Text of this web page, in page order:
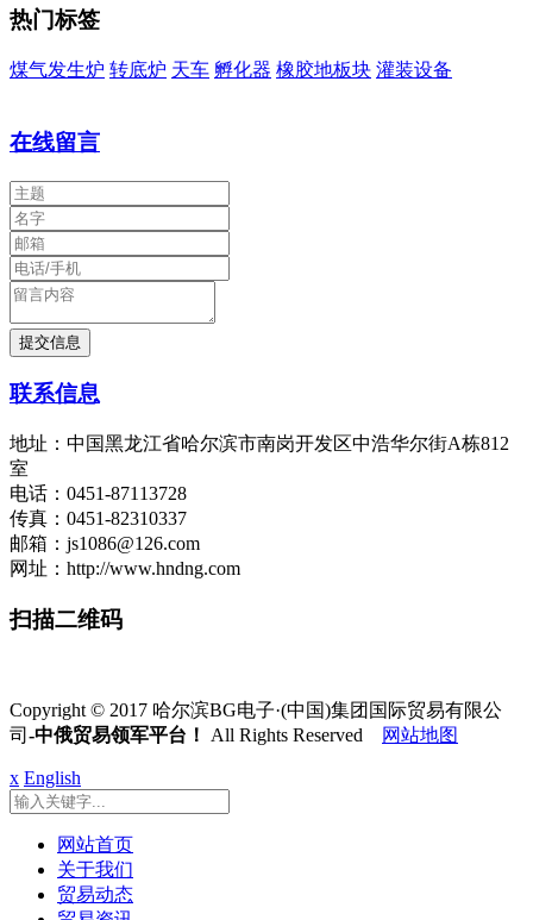
热门标签
煤气发生炉 转底炉 天车 孵化器 橡胶地板块 灌装设备
在线留言
联系信息
地址：中国黑龙江省哈尔滨市南岗开发区中浩华尔街A栋812
室
电话：0451-87113728
传真：0451-82310337
邮箱：js1086@126.com
网址：http://www.hndng.com
扫描二维码
Copyright © 2017 哈尔滨BG电子·(中国)集团国际贸易有限公
司 -中俄贸易领军平台！ All Rights Reserved 网站地图
x English
网站首页
关于我们
贸易动态